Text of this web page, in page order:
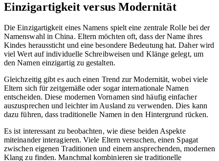
Einzigartigkeit versus Modernität
Die Einzigartigkeit eines Namens spielt eine zentrale Rolle bei der
Namenswahl in China. Eltern möchten oft, dass der Name ihres
Kindes heraussticht und eine besondere Bedeutung hat. Daher wird
viel Wert auf individuelle Schreibweisen und Klänge gelegt, um
den Namen einzigartig zu gestalten.
Gleichzeitig gibt es auch einen Trend zur Modernität, wobei viele
Eltern sich für zeitgemäße oder sogar internationale Namen
entscheiden. Diese modernen Vornamen sind häufig einfacher
auszusprechen und leichter im Ausland zu verwenden. Dies kann
dazu führen, dass traditionelle Namen in den Hintergrund rücken.
Es ist interessant zu beobachten, wie diese beiden Aspekte
miteinander interagieren. Viele Eltern versuchen, einen Spagat
zwischen eigenen Traditionen und einem ansprechenden, modernen
Klang zu finden. Manchmal kombinieren sie traditionelle